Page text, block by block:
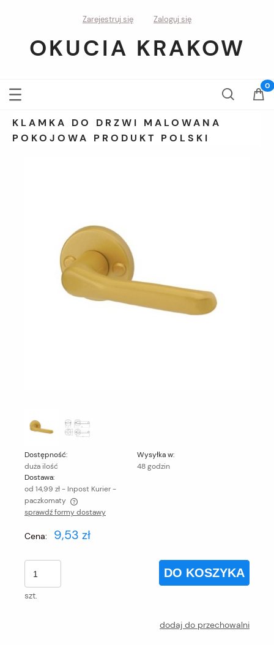
Zarejestruj się Zaloguj się
OKUCIA KRAKOW
KLAMKA DO DRZWI MALOWANA
POKOJOWA PRODUKT POLSKI
Dostępność:
duża ilość
Wysyłka w:
48 godzin
Dostawa:
od 14,99 zł- Inpost Kurier -
paczkomaty
Cena nie zawiera ewentualnych kosztów płatności
sprawdź formy dostawy
Cena: 9,53 zł
szt.
DO KOSZYKA
dodaj do przechowalni